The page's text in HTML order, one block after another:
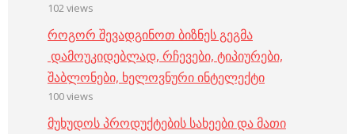
102 views
როგორ შევადგინოთ ბიზნეს გეგმა
დამოუკიდებლად, რჩევები, ტიპიურები,
შაბლონები, ხელოვნური ინტელექტი
100 views
მუხუდოს პროდუქტების სახეები და მათი